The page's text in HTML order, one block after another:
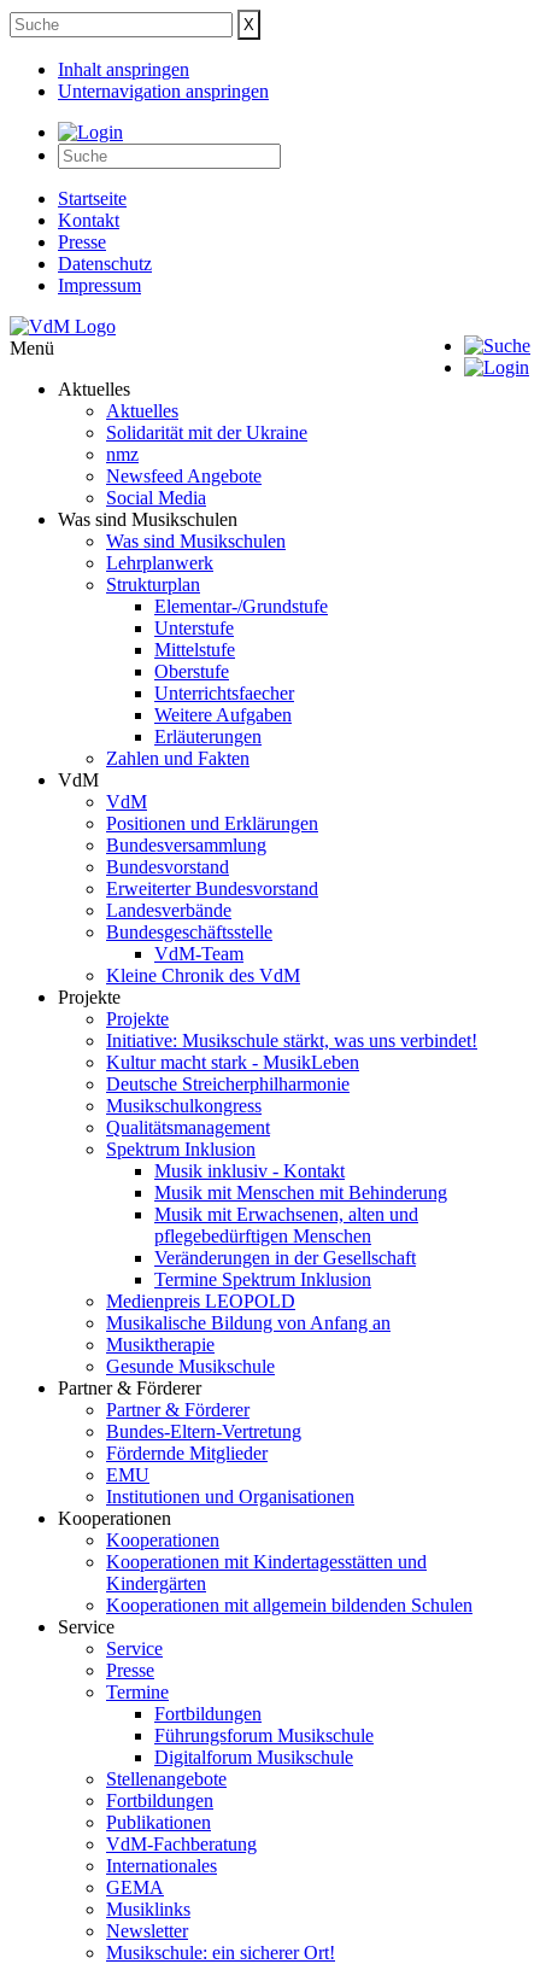
Inhalt anspringen
Unternavigation anspringen
Startseite
Kontakt
Presse
Datenschutz
Impressum
Menü
Aktuelles
Aktuelles
Solidarität mit der Ukraine
nmz
Newsfeed Angebote
Social Media
Was sind Musikschulen
Was sind Musikschulen
Lehrplanwerk
Strukturplan
Elementar-/Grundstufe
Unterstufe
Mittelstufe
Oberstufe
Unterrichtsfaecher
Weitere Aufgaben
Erläuterungen
Zahlen und Fakten
VdM
VdM
Positionen und Erklärungen
Bundesversammlung
Bundesvorstand
Erweiterter Bundesvorstand
Landesverbände
Bundesgeschäftsstelle
VdM-Team
Kleine Chronik des VdM
Projekte
Projekte
Initiative: Musikschule stärkt, was uns verbindet!
Kultur macht stark - MusikLeben
Deutsche Streicherphilharmonie
Musikschulkongress
Qualitätsmanagement
Spektrum Inklusion
Musik inklusiv - Kontakt
Musik mit Menschen mit Behinderung
Musik mit Erwachsenen, alten und
pflegebedürftigen Menschen
Veränderungen in der Gesellschaft
Termine Spektrum Inklusion
Medienpreis LEOPOLD
Musikalische Bildung von Anfang an
Musiktherapie
Gesunde Musikschule
Partner & Förderer
Partner & Förderer
Bundes-Eltern-Vertretung
Fördernde Mitglieder
EMU
Institutionen und Organisationen
Kooperationen
Kooperationen
Kooperationen mit Kindertagesstätten und
Kindergärten
Kooperationen mit allgemein bildenden Schulen
Service
Service
Presse
Termine
Fortbildungen
Führungsforum Musikschule
Digitalforum Musikschule
Stellenangebote
Fortbildungen
Publikationen
VdM-Fachberatung
Internationales
GEMA
Musiklinks
Newsletter
Musikschule: ein sicherer Ort!